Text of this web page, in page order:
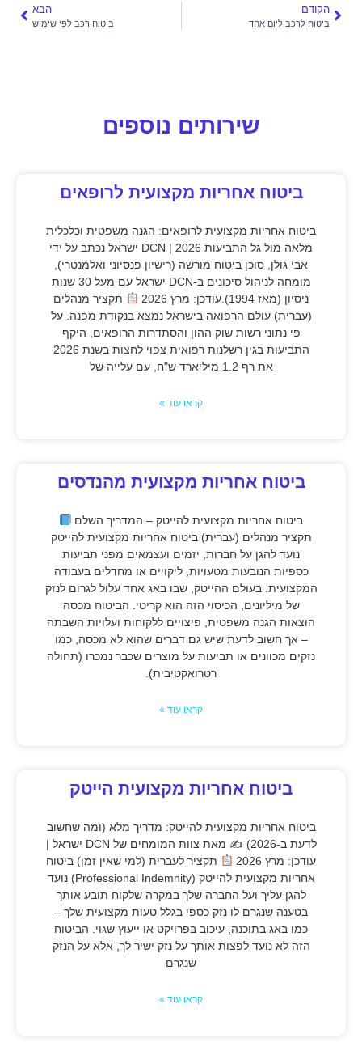
הקודם
ביטוח לרכב ליום אחד
הבא
ביטוח רכב לפי שימוש
שירותים נוספים
ביטוח אחריות מקצועית לרופאים
ביטוח אחריות מקצועית לרופאים: הגנה משפטית וכלכלית
מלאה מול גל התביעות 2026 | DCN ישראל נכתב על ידי
אבי גולן, סוכן ביטוח מורשה (רישיון פנסיוני ואלמנטרי),
מומחה לניהול סיכונים ב-DCN ישראל עם מעל 30 שנות
ניסיון (מאז 1994).עודכן: מרץ 2026
תקציר מנהלים
(עברית) עולם הרפואה בישראל נמצא בנקודת מפנה. על
פי נתוני רשות שוק ההון והסתדרות הרופאים, היקף
התביעות בגין רשלנות רפואית צפוי לחצות בשנת 2026
את רף 1.2 מיליארד ש"ח, עם עלייה של
קראו עוד »
ביטוח אחריות מקצועית מהנדסים
ביטוח אחריות מקצועית להייטק – המדריך השלם
תקציר מנהלים (עברית) ביטוח אחריות מקצועית להייטק
נועד להגן על חברות, יזמים ועצמאים מפני תביעות
כספיות הנובעות מטעויות, ליקויים או מחדלים בעבודה
המקצועית. בעולם ההייטק, שבו באג אחד עלול לגרום לנזק
של מיליונים, הכיסוי הזה הוא קריטי. הביטוח מכסה
הוצאות הגנה משפטית, פיצויים ללקוחות ועלויות השבתה
– אך חשוב לדעת שיש גם דברים שהוא לא מכסה, כמו
נזקים מכוונים או תביעות על מוצרים שכבר נמכרו (תחולה
רטרואקטיבית).
קראו עוד »
ביטוח אחריות מקצועית הייטק
ביטוח אחריות מקצועית להייטק: מדריך מלא (ומה שחשוב
לדעת ב-2026) ✍
מאת צוות המומחים של DCN ישראל |
עודכן: מרץ 2026
תקציר לעברית (למי שאין זמן) ביטוח
אחריות מקצועית להייטק (Professional Indemnity) נועד
להגן עליך ועל החברה שלך במקרה שלקוח תובע אותך
בטענה שנגרם לו נזק כספי בגלל טעות מקצועית שלך –
כמו באג בתוכנה, עיכוב בפרויקט או ייעוץ שגוי. הביטוח
הזה לא נועד לפצות אותך על נזק ישיר לך, אלא על הנזק
שנגרם
קראו עוד »